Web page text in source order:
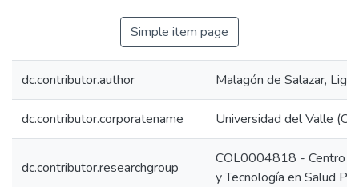
Simple item page
dc.contributor.author Malagón de Salazar, Ligia
dc.contributor.corporatename Universidad del Valle
dc.contributor.researchgroup
COL0004818 - Centro
y Tecnología en Salud